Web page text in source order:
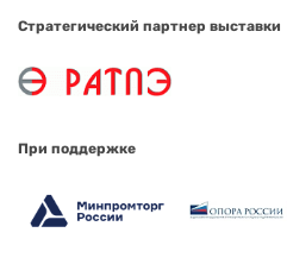
Стратегический партнер выставки
При поддержке